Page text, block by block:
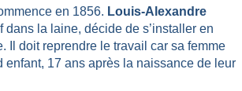
en 1856. Louis-Alexandre
dans la laine, décide de s’installer en
Il doit reprendre le travail car sa femme
enfant, 17 ans après la naissance de leur